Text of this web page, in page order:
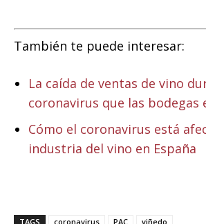
También te puede interesar:
La caída de ventas de vino
coronavirus que las bodegas
Cómo el coronavirus está
industria del vino en España
TAGS coronavirus PAC viñedo